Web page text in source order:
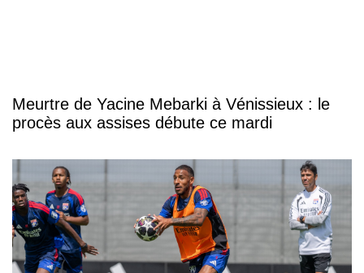
Meurtre de Yacine Mebarki à Vénissieux : le
procès aux assises débute ce mardi